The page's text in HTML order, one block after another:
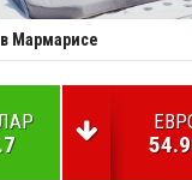
Мармарисе